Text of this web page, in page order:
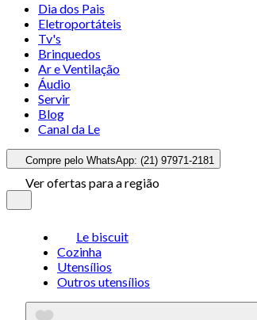
Dia dos Pais
Eletroportáteis
Tv's
Brinquedos
Ar e Ventilação
Áudio
Servir
Blog
Canal da Le
Compre pelo WhatsApp: (21) 97971-2181
Ver ofertas para a região
Le biscuit
Cozinha
Utensílios
Outros utensílios